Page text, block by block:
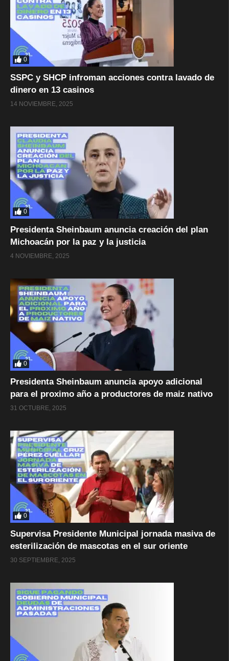
0
SSPC y SHCP infroman acciones contra lavado de
dinero en 13 casinos
14 NOVIEMBRE, 2025
0
Presidenta Sheinbaum anuncia creación del plan
Michoacán por la paz y la justicia
4 NOVIEMBRE, 2025
0
Presidenta Sheinbaum anuncia apoyo adicional
para el proximo año a productores de maiz nativo
31 OCTUBRE, 2025
0
Supervisa Presidente Municipal jornada masiva de
esterilización de mascotas en el sur oriente
30 SEPTIEMBRE, 2025